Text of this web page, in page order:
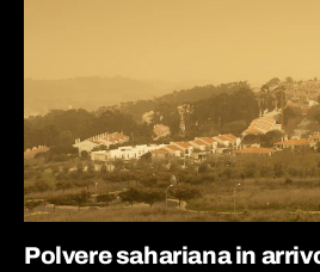
Polvere sahariana in